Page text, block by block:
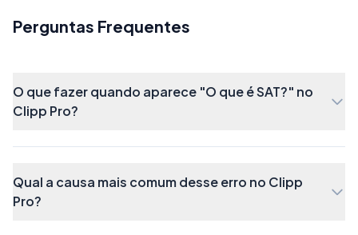
Perguntas Frequentes
O que fazer quando aparece "O que é SAT?" no
Clipp Pro?
Qual a causa mais comum desse erro no Clipp
Pro?